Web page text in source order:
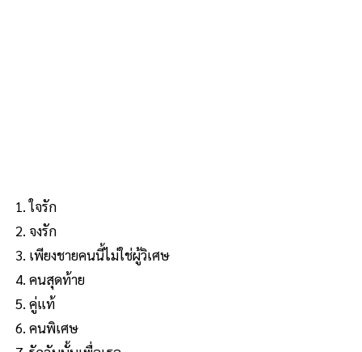
ใจรัก
จงรัก
เพียงชายคนนี้ไม่ใช่ผู้วิเศษ
คนสุดท้าย
คู่แท้
คนพิเศษ